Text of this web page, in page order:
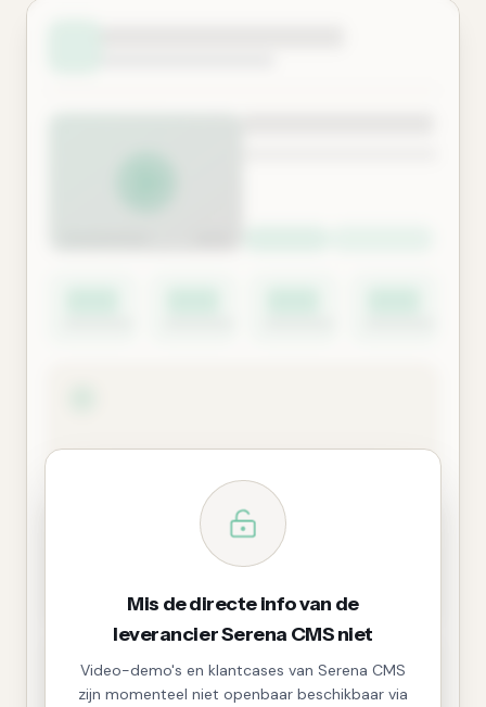
Mis de directe info van de
leverancier Serena CMS niet
Video-demo's en klantcases van Serena CMS
zijn momenteel niet openbaar beschikbaar via